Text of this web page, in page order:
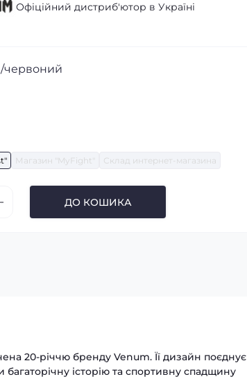
Офіційний дистриб'ютор в Україні
червоний
Магазин "MyFight" Склад интернет-магазина
ДО КОШИКА
20-річчю бренду Venum. Її дизайн поєднує
історію та спортивну спадщину